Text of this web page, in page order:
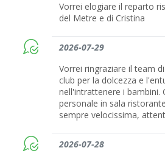
Vorrei elogiare il reparto
del Metre e di Cristina
2026-07-29
Vorrei ringraziare il team
club per la dolcezza e
nell'intrattenere i bambini.
personale in sala
sempre velocissima,
2026-07-28